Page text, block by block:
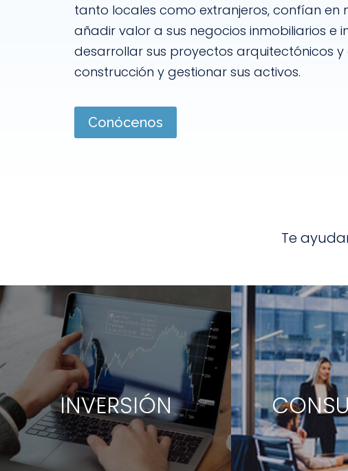
tanto locales como extranjeros, confían en
añadir valor a sus negocios inmobiliarios e
desarrollar sus proyectos arquitectónicos y
construcción y gestionar sus activos.
Conócenos
Te
INVERSIÓN